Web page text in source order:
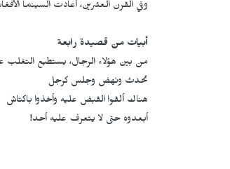
وفي القرن العشرين، أعادت السينما
أبيات من قصيدة رابعة
من بين هؤلاء الرجال، يستطيع التغلب
تحدث ونهض وجلس كرجل
هناك ألقوا القبض عليه وأخذوا باكتاش
أبعدوه حتى لا يتعرف عليه أحد!